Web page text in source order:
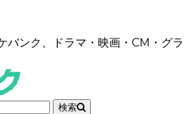
バンク、ドラマ・映画・CM・グラ
検索